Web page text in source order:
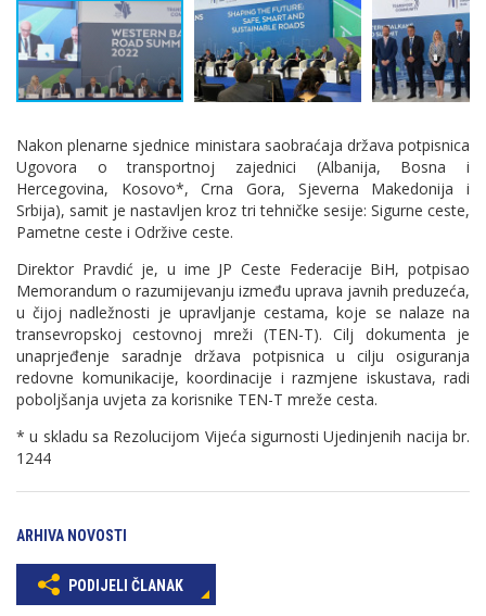
Nakon plenarne sjednice ministara saobraćaja država potpisnica
Ugovora o transportnoj zajednici (Albanija, Bosna i
Hercegovina, Kosovo*, Crna Gora, Sjeverna Makedonija i
Srbija), samit je nastavljen kroz tri tehničke sesije: Sigurne ceste,
Pametne ceste i Održive ceste.
Direktor Pravdić je, u ime JP Ceste Federacije BiH, potpisao
Memorandum o razumijevanju između uprava javnih preduzeća,
u čijoj nadležnosti je upravljanje cestama, koje se nalaze na
transevropskoj cestovnoj mreži (TEN-T). Cilj dokumenta je
unaprjeđenje saradnje država potpisnica u cilju osiguranja
redovne komunikacije, koordinacije i razmjene iskustava, radi
poboljšanja uvjeta za korisnike TEN-T mreže cesta.
* u skladu sa Rezolucijom Vijeća sigurnosti Ujedinjenih nacija br.
1244
ARHIVA NOVOSTI
PODIJELI ČLANAK